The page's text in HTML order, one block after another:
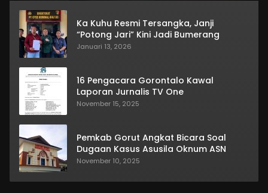
Ka Kuhu Resmi Tersangka, Janji
“Potong Jari” Kini Jadi Bumerang
Januari 13, 2026
16 Pengacara Gorontalo Kawal
Laporan Jurnalis TV One
November 15, 2025
Pemkab Gorut Angkat Bicara Soal
Dugaan Kasus Asusila Oknum ASN
November 10, 2025